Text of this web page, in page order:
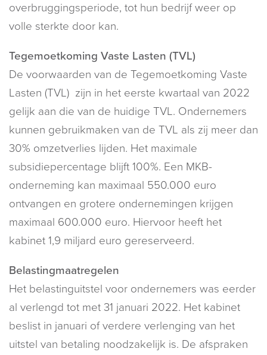
overbruggingsperiode, tot hun bedrijf weer op
volle sterkte door kan.
Tegemoetkoming Vaste Lasten (TVL)
De voorwaarden van de Tegemoetkoming Vaste
Lasten (TVL) zijn in het eerste kwartaal van 2022
gelijk aan die van de huidige TVL. Ondernemers
kunnen gebruikmaken van de TVL als zij meer dan
30% omzetverlies lijden. Het maximale
subsidiepercentage blijft 100%. Een MKB-
onderneming kan maximaal 550.000 euro
ontvangen en grotere ondernemingen krijgen
maximaal 600.000 euro. Hiervoor heeft het
kabinet 1,9 miljard euro gereserveerd.
Belastingmaatregelen
Het belastinguitstel voor ondernemers was eerder
al verlengd tot met 31 januari 2022. Het kabinet
beslist in januari of verdere verlenging van het
uitstel van betaling noodzakelijk is. De afspraken